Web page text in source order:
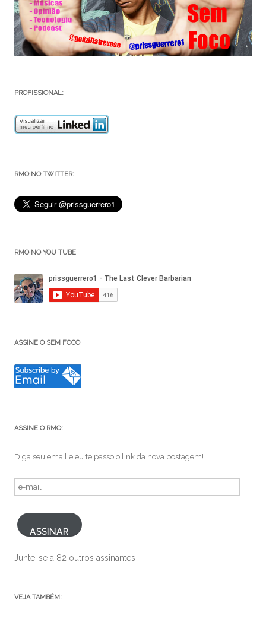
PROFISSIONAL:
RMO NO TWITTER:
RMO NO YOU TUBE
ASSINE O SEM FOCO
ASSINE O RMO:
Diga seu email e eu te passo o link da nova postagem!
e-
ASSINAR
Junte-se a 82 outros assinantes
VEJA TAMBÉM: